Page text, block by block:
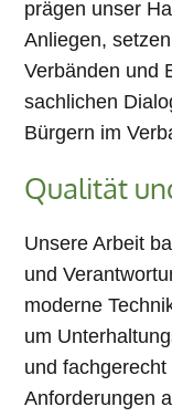
prägen unser
Anliegen,
Verbänden und
sachlichen
Bürgern im
Qualität
Unsere Arbeit
und
moderne
um
und
Anforderungen